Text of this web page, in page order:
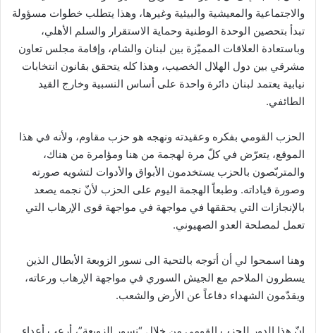
والاجتماعية والمعيشية والبيئية وغيرها، وهذا يتطلب خطوات مسؤولة
تبدأ بتحصين الوحدة الوطنية وحماية الاستقرار والسلم الأهلي،
وباستعادة العلاقات المميّزة بين لبنان والشام، وإقامة مجلس تعاون
مشرقي بين دول الهلال الخصيب، وهذا كله يتحقق بقانون انتخابات
نيابية يعتمد لبنان دائرة واحدة على أساس النسبية وخارج القيد
الطائفي.
الحزب القومي بفكره وعقيدته ونهجه هو حزب مقاوم، ولأنه في هذا
الموقع، يتعرّض في كلّ مرة لهجمة من هنا ومؤامرة من هناك،
والمتربّصون بالحزب يستخدمون الأبواق والأدوات لتشويه صورته
وصورة قياداته. وطبعاً الهجمة اليوم على الحزب لأنّ نجمه يصعد
بالإنجازات التي يحققها في مواجهة في مواجهة قوى الإرهاب التي
تعمل لمصلحة العدو الصهيوني.
وهنا اسمحوا لي أن أتوجه بالتحية الى نسور الزوبعة الأبطال الذين
يسطرون الملاحم مع الجيش السوري في مواجهة الإرهاب ورعاته،
ويقدّمون الشهداء دفاعاً عن الأرض والشعب.
إنّ هذا الدور للحزب القومي من خلال “نسور الزوبعة”، أرعب أعداء